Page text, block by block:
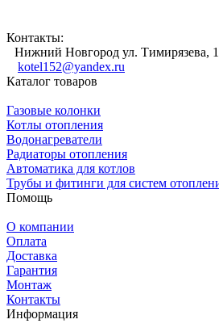
Контакты:
Нижний Новгород ул. Тимирязева,
kotel152@yandex.ru
Каталог товаров
Газовые колонки
Котлы отопления
Водонагреватели
Радиаторы отопления
Автоматика для котлов
Трубы и фитинги для систем
Помощь
О компании
Оплата
Доставка
Гарантия
Монтаж
Контакты
Информация